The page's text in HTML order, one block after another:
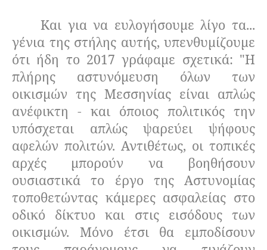
Και για να ευλογήσουμε λίγο τα...
γένια της στήλης αυτής, υπενθυμίζουμε
ότι ήδη το 2017 γράφαμε σχετικά: "Η
πλήρης αστυνόμευση όλων των
οικισμών της Μεσσηνίας είναι απλώς
ανέφικτη - και όποιος πολιτικός την
υπόσχεται απλώς ψαρεύει ψήφους
αφελών πολιτών. Αντιθέτως, οι τοπικές
αρχές μπορούν να βοηθήσουν
ουσιαστικά το έργο της Αστυνομίας
τοποθετώντας κάμερες ασφαλείας στο
οδικό δίκτυο και στις εισόδους των
οικισμών. Μόνο έτσι θα εμποδίσουν